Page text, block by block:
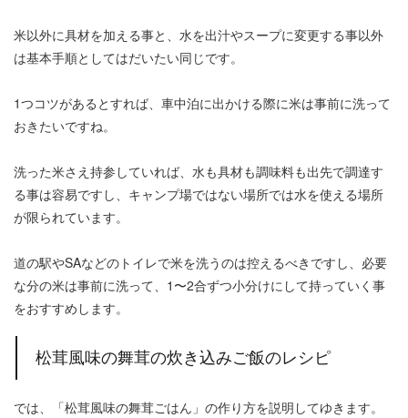
米以外に具材を加える事と、水を出汁やスープに変更する事以外
は基本手順としてはだいたい同じです。
1つコツがあるとすれば、車中泊に出かける際に米は事前に洗って
おきたいですね。
洗った米さえ持参していれば、水も具材も調味料も出先で調達す
る事は容易ですし、キャンプ場ではない場所では水を使える場所
が限られています。
道の駅やSAなどのトイレで米を洗うのは控えるべきですし、必要
な分の米は事前に洗って、1〜2合ずつ小分けにして持っていく事
をおすすめします。
松茸風味の舞茸の炊き込みご飯のレシピ
では、「松茸風味の舞茸ごはん」の作り方を説明してゆきます。